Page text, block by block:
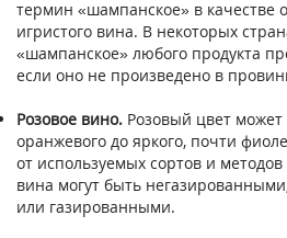
термин «шампанское» в качестве
игристого вина. В некоторых
«шампанское» любого продукта
если оно не произведено в
Розовое вино. Розовый цвет
оранжевого до яркого, почти
от используемых сортов и
вина могут быть
или газированными.